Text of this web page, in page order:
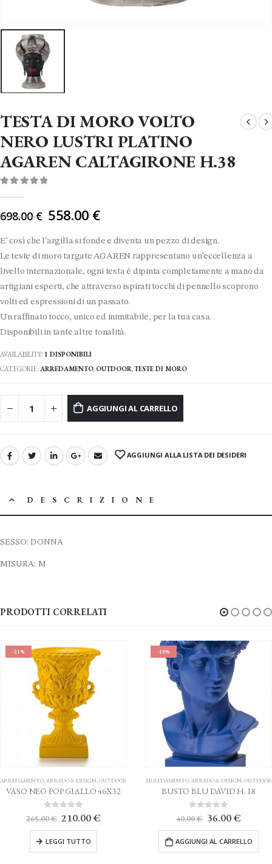
TESTA DI MORO VOLTO
NERO LUSTRI PLATINO
AGAREN CALTAGIRONE H.38
698.00€ Il
originale
era:
698.00 €.
558.00 €
E’ così che l’argilla si fonde e diventa un pezzo di design.
Le teste di moro targate AGAREN rappresentano un’eccellenza a
livello internazionale, ogni testa è dipinta completamente a mano da
artigiani esperti, che attraverso ispirati tocchi di pennello scoprono
volti ed espressioni di un passato.
Un raffinato tocco, unico ed inimitabile, per la tua casa.
Disponibili in tante altre tonalità.
AVAILABILITY: 1 DISPONIBILI
CATEGORIE: ARREDAMENTO, OUTDOOR,TESTE DI MORO
AGGIUNGI AL CARRELLO
AGGIUNGI ALLA LISTA DEI DESIDERI
DESCRIZIONE
SESSO: DONNA
MISURA: M
PRODOTTI CORRELATI
& DESIGN,OUTDOOR
GIALLO 46X32
€.
€Il
attuale
è:
210.00 €.
-10%
ARREDAMENTO, ARREDO & DESIGN,OUTDOOR
BUSTO BLU DAVID H. 18
originale
40.00 €.
€Il
attuale
è:
36.00 €.
AGGIUNGI AL CARRELLO
-20%
VASO